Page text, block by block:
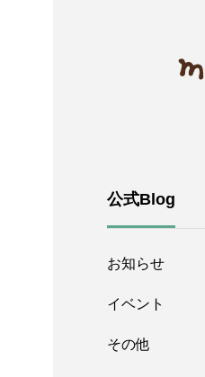
公式Blog
お知らせ
イベント
その他